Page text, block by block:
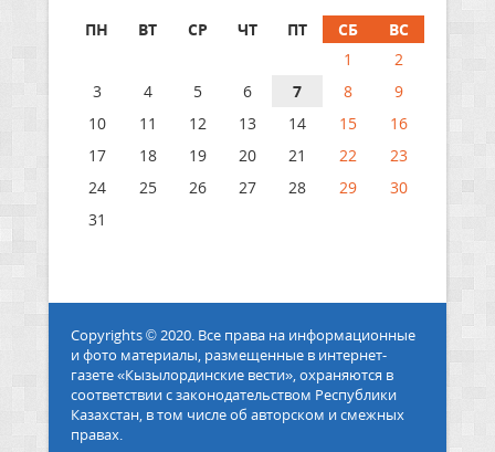
ПН
ВТ СР ЧТ ПТ СБ
ВС
1
2
3
4 5 6 7 8
9
10
11 12 13 14 15
16
17
18 19 20 21 22
23
24
25 26 27 28 29
30
31
Copyrights © 2020. Все права на информационные
и фото материалы, размещенные в интернет-
газете «Кызылординские вести», охраняются в
соответствии с законодательством Республики
Казахстан, в том числе об авторском и смежных
правах.